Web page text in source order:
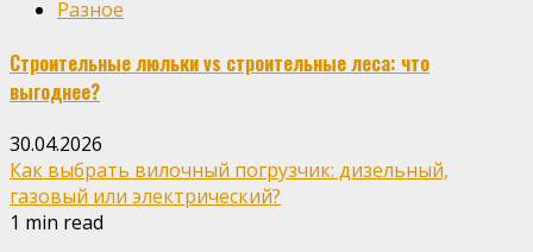
Разное
Строительные люльки vs строительные леса: что
выгоднее?
30.04.2026
Как выбрать вилочный погрузчик: дизельный,
газовый или электрический?
1 min read